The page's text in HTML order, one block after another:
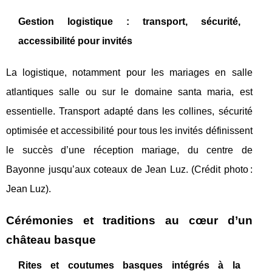
Gestion logistique : transport, sécurité,
accessibilité pour invités
La logistique, notamment pour les mariages en salle
atlantiques salle ou sur le domaine santa maria, est
essentielle. Transport adapté dans les collines, sécurité
optimisée et accessibilité pour tous les invités définissent
le succès d’une réception mariage, du centre de
Bayonne jusqu’aux coteaux de Jean Luz. (Crédit photo :
Jean Luz).
Cérémonies et traditions au cœur d’un
château basque
Rites et coutumes basques intégrés à la